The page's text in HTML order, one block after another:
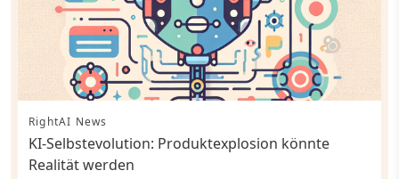
RightAI News
KI-Selbstevolution: Produktexplosion könnte
Realität werden